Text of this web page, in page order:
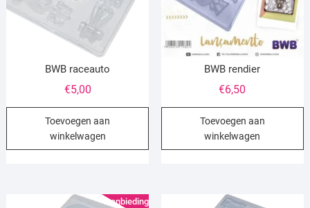
BWB raceauto
€5,00
Toevoegen aan
winkelwagen
BWB rendier
€6,50
Toevoegen aan
winkelwagen
Aanbieding!